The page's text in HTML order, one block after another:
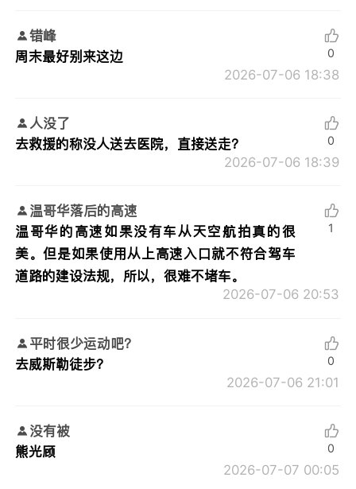
错峰
周末最好别来这边
2026-07-06 18:38
0
人没了
去救援的称没人送去医院，直接送走？
2026-07-06 18:39
0
温哥华落后的高速
温哥华的高速如果没有车从天空航拍真的很
美。但是如果使用从上高速入口就不符合驾车
道路的建设法规，所以，很难不堵车。
2026-07-06 20:53
1
平时很少运动吧？
去威斯勒徒步？
2026-07-06 21:01
0
没有被
熊光顾
2026-07-07 00:05
0